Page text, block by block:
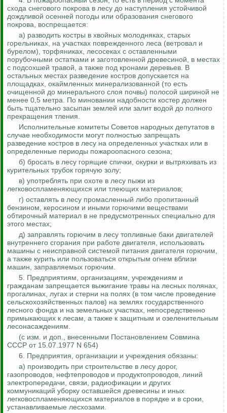
схода снегового покрова в лесу до наступления устойчивой
дождливой осенней погоды или образования снегового
покрова, воспрещается:
а) разводить костры в хвойных молодняках, старых
горельниках, на участках поврежденного леса (ветровал и
бурелом), торфяниках, лесосеках с оставленными
порубочными остатками и заготовленной древесиной, в местах
с подсохшей травой, а также под кронами деревьев. В
остальных местах разведение костров допускается на
площадках, окаймленных минерализованной (то есть
очищенной до минерального слоя почвы) полосой шириной не
менее 0,5 метра. По миновании надобности костер должен
быть тщательно засыпан землей или залит водой до полного
прекращения тления.
Исполнительные комитеты Советов народных депутатов в
случае необходимости могут полностью запрещать
разведение костров в лесу на определенных участках или в
определенные периоды пожароопасного сезона;
б) бросать в лесу горящие спички, окурки и вытряхивать из
курительных трубок горячую золу;
в) употреблять при охоте в лесу пыжи из
легковоспламеняющихся или тлеющих материалов;
г) оставлять в лесу промасленный либо пропитанный
бензином, керосином и иными горючими веществами
обтирочный материал в не предусмотренных специально для
этого местах;
д) заправлять горючим в лесу топливные баки двигателей
внутреннего сгорания при работе двигателя, использовать
машины с неисправной системой питания двигателя горючим,
а также курить или пользоваться открытым огнем вблизи
машин, заправляемых горючим.
5. Предприятиям, организациям, учреждениям и
гражданам запрещается выжигание травы на лесных полянах,
прогалинах, лугах и стерни на полях (в том числе проведение
сельскохозяйственных палов) на землях государственного
лесного фонда и на земельных участках, непосредственно
примыкающих к лесам, а также к защитным и озеленительным
лесонасаждениям.
(с изм. и доп., внесенными Постановлением Совмина
СССР от 15.07.1977 N 654)
6. Предприятия, организации и учреждения обязаны:
а) производить при строительстве в лесу дорог,
газопроводов, нефтепроводов и продуктопроводов, линий
электропередачи, связи, радиофикации и других
коммуникаций уборку оставшейся древесины и иных
легковоспламеняющихся материалов в порядке и в сроки,
устанавливаемые лесхозами.